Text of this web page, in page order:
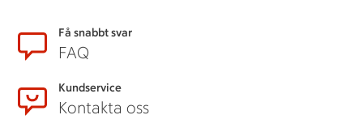
SidfotFå snabbt svar
FAQ
Kundservice
Kontakta oss